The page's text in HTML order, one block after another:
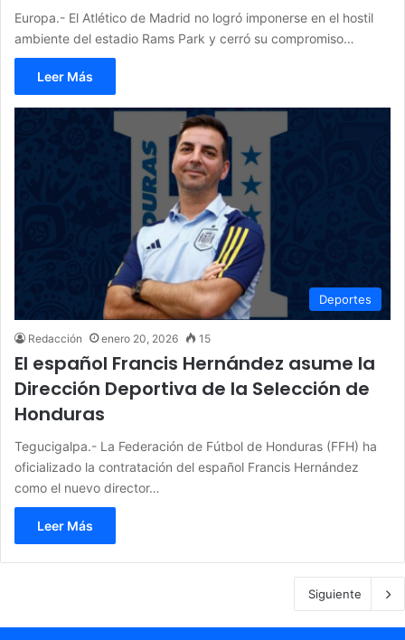
Europa.- El Atlético de Madrid no logró imponerse en el hostil
ambiente del estadio Rams Park y cerró su compromiso…
Leer Más
Deportes
Redacción enero 20, 2026 15
El español Francis Hernández asume la
Dirección Deportiva de la Selección de
Honduras
Tegucigalpa.- La Federación de Fútbol de Honduras (FFH) ha
oficializado la contratación del español Francis Hernández
como el nuevo director…
Leer Más
Siguiente